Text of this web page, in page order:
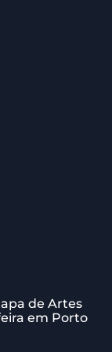
de Artes
em Porto